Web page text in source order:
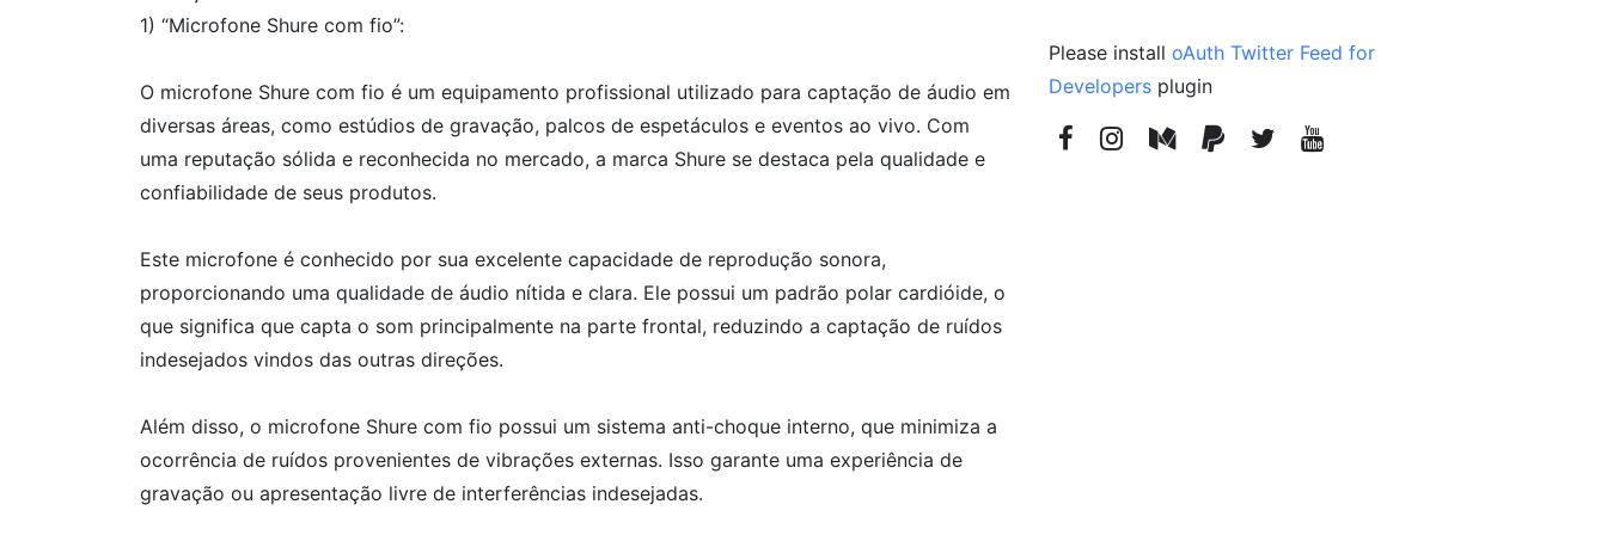
1) “Microfone Shure com fio”:
O microfone Shure com fio é um equipamento profissional utilizado para captação de áudio em
diversas áreas, como estúdios de gravação, palcos de espetáculos e eventos ao vivo. Com
uma reputação sólida e reconhecida no mercado, a marca Shure se destaca pela qualidade e
confiabilidade de seus produtos.
Este microfone é conhecido por sua excelente capacidade de reprodução sonora,
proporcionando uma qualidade de áudio nítida e clara. Ele possui um padrão polar cardióide, o
que significa que capta o som principalmente na parte frontal, reduzindo a captação de ruídos
indesejados vindos das outras direções.
Além disso, o microfone Shure com fio possui um sistema anti-choque interno, que minimiza a
ocorrência de ruídos provenientes de vibrações externas. Isso garante uma experiência de
gravação ou apresentação livre de interferências indesejadas.
Please install oAuth Twitter Feed for
Developers plugin